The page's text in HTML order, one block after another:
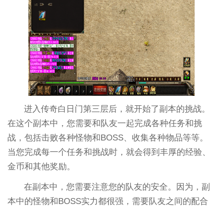
进入传奇白日门第三层后，就开始了副本的挑战。
在这个副本中，您需要和队友一起完成各种任务和挑
战，包括击败各种怪物和BOSS、收集各种物品等等。
当您完成每一个任务和挑战时，就会得到丰厚的经验、
金币和其他奖励。
在副本中，您需要注意您的队友的安全。因为，副
本中的怪物和BOSS实力都很强，需要队友之间的配合